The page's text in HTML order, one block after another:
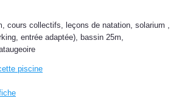
, cours collectifs, leçons de natation, solarium ,
entrée adaptée), bassin 25m,
piscine